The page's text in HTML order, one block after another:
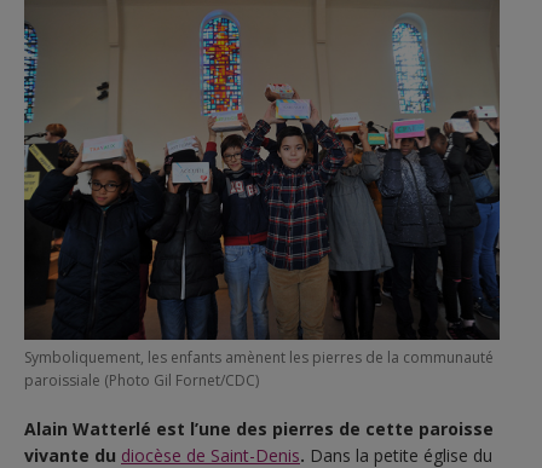
Symboliquement, les enfants amènent les pierres de la communauté
paroissiale (Photo Gil Fornet/CDC)
Alain Watterlé est l’une des pierres de cette paroisse
vivante du diocèse de Saint-Denis. Dans la petite église du